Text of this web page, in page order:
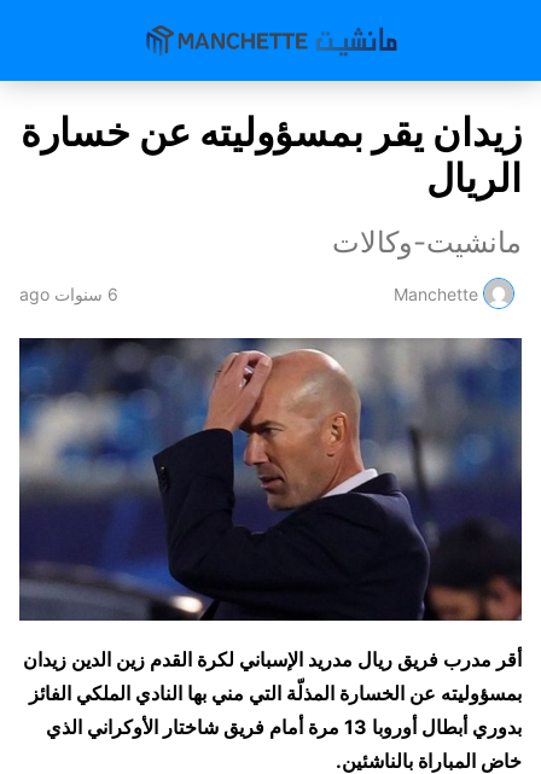
زيدان يقر بمسؤوليته عن خسارة
الريال
مانشيت-وكالات
Manchette 6 سنوات ago
أقر مدرب فريق ريال مدريد الإسباني لكرة القدم زين الدين زيدان
بمسؤوليته عن الخسارة المذلّة التي مني بها النادي الملكي الفائز
بدوري أبطال أوروبا 13 مرة أمام فريق شاختار الأوكراني الذي
خاض المباراة بالناشئين.